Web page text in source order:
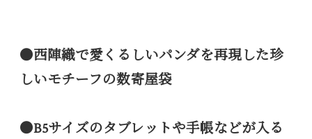
●西陣織で愛くるしいパンダを再現した珍
しいモチーフの数寄屋袋
●B5サイズのタブレットや手帳などが入る